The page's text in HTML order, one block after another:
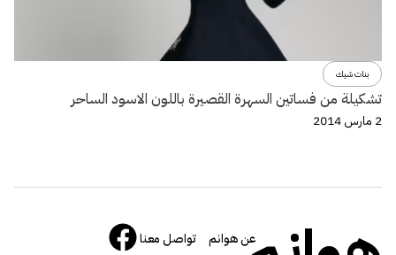
بنات شيك
تشكيلة من فساتين السهرة القصيرة باللون الاسود الساحر
2 مارس 2014
عن هوانم تواصل معنا